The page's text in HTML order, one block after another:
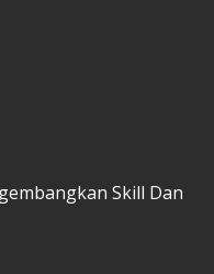
Skill Dan